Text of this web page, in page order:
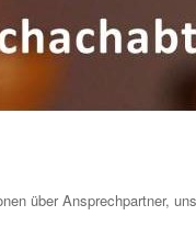
über Ansprechpartner,